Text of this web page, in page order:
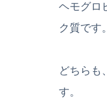
ヘモグロ
ク質です。
どちらも
す。